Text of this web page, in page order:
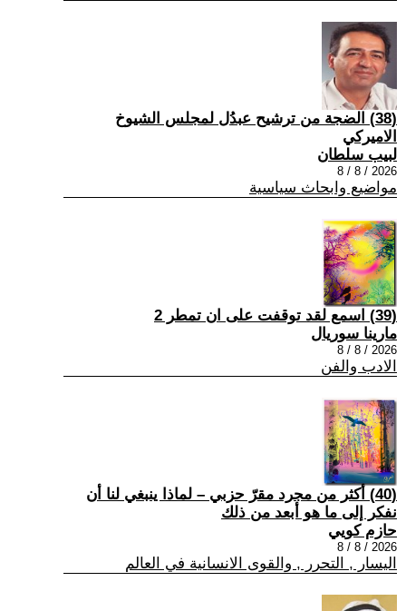
(38) الضجة من ترشيح عبدُل لمجلس الشيوخ
الاميركي
لبيب سلطان
2026 / 8 / 8
مواضيع وابحاث سياسية
(39) اسمع لقد توقفت على ان تمطر 2
مارينا سوريال
2026 / 8 / 8
الادب والفن
(40) أكثر من مجرد مقرّ حزبي – لماذا ينبغي لنا أن
نفكر إلى ما هو أبعد من ذلك
حازم كويي
2026 / 8 / 8
اليسار , التحرر , والقوى الانسانية في العالم